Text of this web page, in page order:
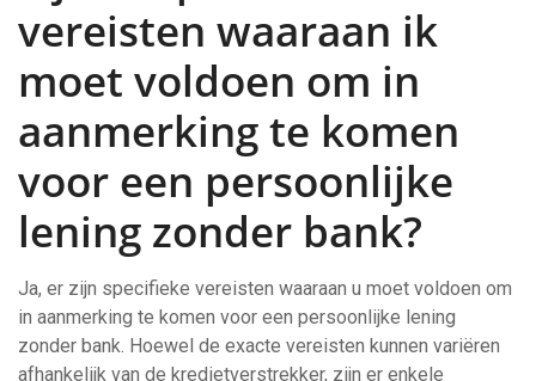
vereisten waaraan ik
moet voldoen om in
aanmerking te komen
voor een persoonlijke
lening zonder bank?
Ja, er zijn specifieke vereisten waaraan u moet voldoen om
in aanmerking te komen voor een persoonlijke lening
zonder bank. Hoewel de exacte vereisten kunnen variëren
afhankelijk van de kredietverstrekker, zijn er enkele